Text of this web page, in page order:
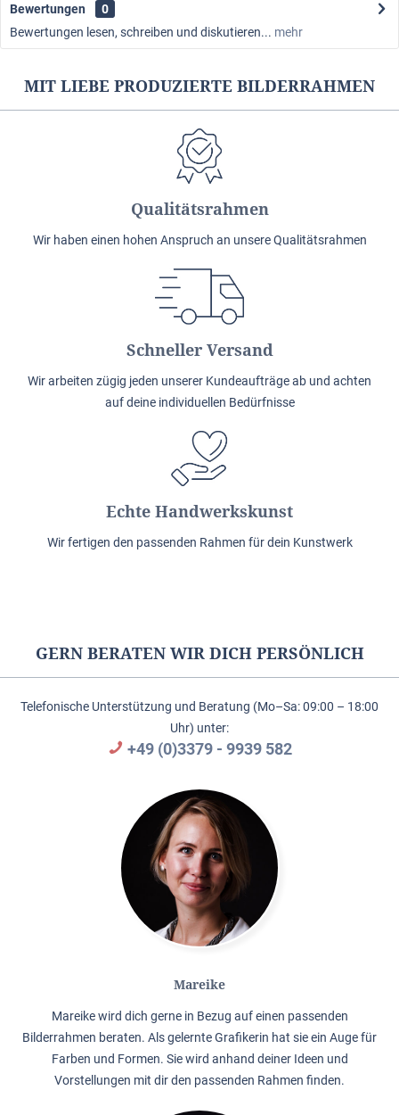
Bewertungen
0
Bewertungen lesen, schreiben und diskutieren... mehr
MIT LIEBE PRODUZIERTE BILDERRAHMEN
Qualitätsrahmen
Wir haben einen hohen Anspruch an unsere Qualitätsrahmen
Schneller Versand
Wir arbeiten zügig jeden unserer Kundeaufträge ab und achten
auf deine individuellen Bedürfnisse
Echte Handwerkskunst
Wir fertigen den passenden Rahmen für dein Kunstwerk
GERN BERATEN WIR DICH PERSÖNLICH
Telefonische Unterstützung und Beratung (Mo–Sa: 09:00 – 18:00
Uhr) unter:
+49 (0)3379 - 9939 582
Mareike
Mareike wird dich gerne in Bezug auf einen passenden
Bilderrahmen beraten. Als gelernte Grafikerin hat sie ein Auge für
Farben und Formen. Sie wird anhand deiner Ideen und
Vorstellungen mit dir den passenden Rahmen finden.